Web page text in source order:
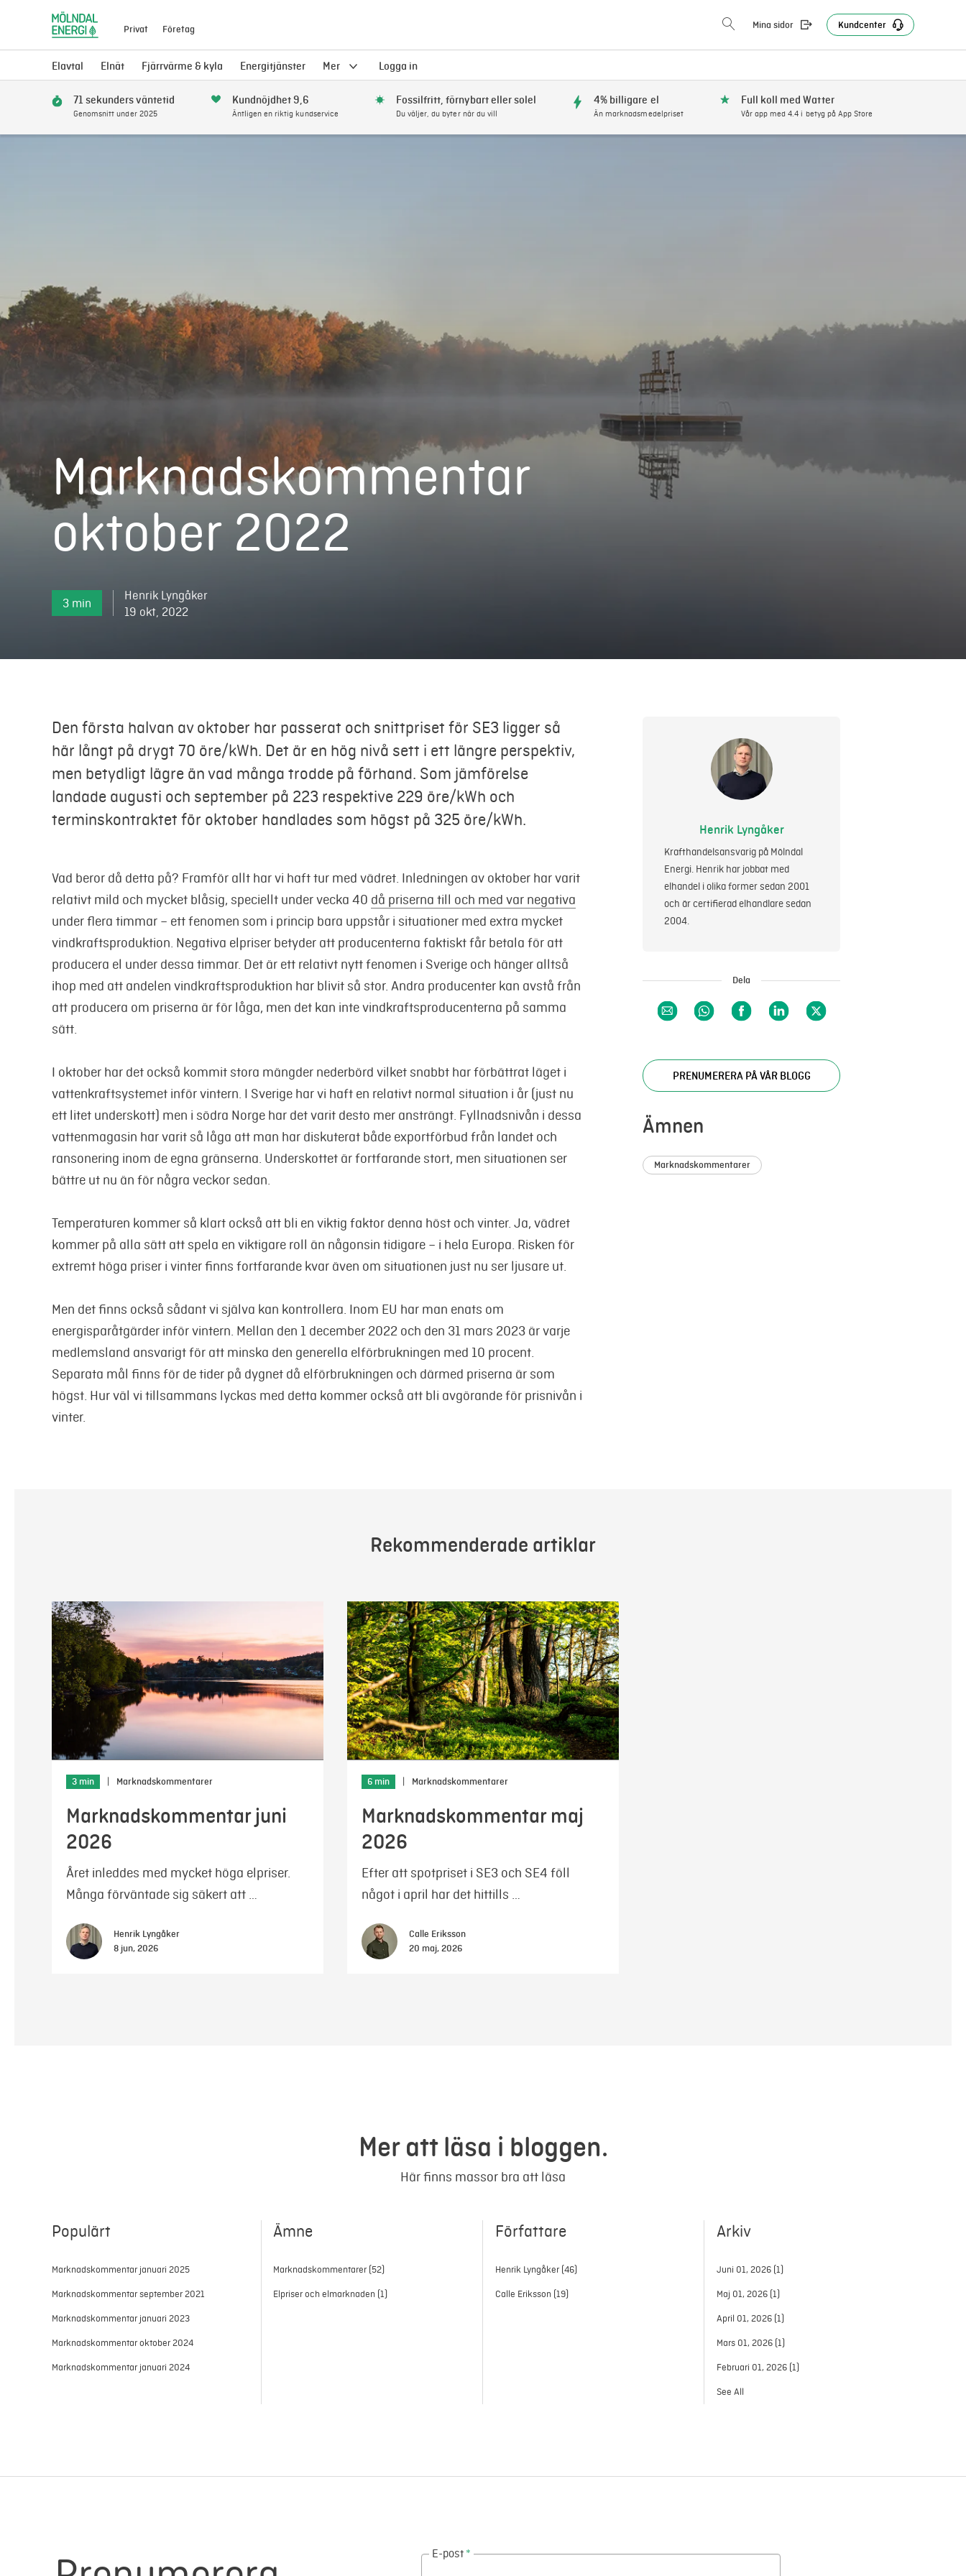
Privat Företag Mina sidor Kundcenter
Elavtal Elnät Fjärrvärme & kyla Energitjänster Mer Logga in
71 sekunders väntetid
Genomsnitt under 2025
Kundnöjdhet 9,6
Äntligen en riktig kundservice
Fossilfritt, förnybart eller solel
Du väljer, du byter när du vill
4% billigare el
Än marknadsmedelpriset
Full koll med Watter
Vår app med 4.4 i betyg på App Store
Marknadskommentar
oktober 2022
3 min
Henrik Lyngåker
19 okt, 2022
Den första halvan av oktober har passerat och snittpriset för SE3 ligger så
här långt på drygt 70 öre/kWh. Det är en hög nivå sett i ett längre perspektiv,
men betydligt lägre än vad många trodde på förhand. Som jämförelse
landade augusti och september på 223 respektive 229 öre/kWh och
terminskontraktet för oktober handlades som högst på 325 öre/kWh.
Vad beror då detta på? Framför allt har vi haft tur med vädret. Inledningen av oktober har varit
relativt mild och mycket blåsig, speciellt under vecka 40 då priserna till och med var negativa
under flera timmar – ett fenomen som i princip bara uppstår i situationer med extra mycket
vindkraftsproduktion. Negativa elpriser betyder att producenterna faktiskt får betala för att
producera el under dessa timmar. Det är ett relativt nytt fenomen i Sverige och hänger alltså
ihop med att andelen vindkraftsproduktion har blivit så stor. Andra producenter kan avstå från
att producera om priserna är för låga, men det kan inte vindkraftsproducenterna på samma
sätt.
I oktober har det också kommit stora mängder nederbörd vilket snabbt har förbättrat läget i
vattenkraftsystemet inför vintern. I Sverige har vi haft en relativt normal situation i år (just nu
ett litet underskott) men i södra Norge har det varit desto mer ansträngt. Fyllnadsnivån i dessa
vattenmagasin har varit så låga att man har diskuterat både exportförbud från landet och
ransonering inom de egna gränserna. Underskottet är fortfarande stort, men situationen ser
bättre ut nu än för några veckor sedan.
Temperaturen kommer så klart också att bli en viktig faktor denna höst och vinter. Ja, vädret
kommer på alla sätt att spela en viktigare roll än någonsin tidigare – i hela Europa. Risken för
extremt höga priser i vinter finns fortfarande kvar även om situationen just nu ser ljusare ut.
Men det finns också sådant vi själva kan kontrollera. Inom EU har man enats om
energisparåtgärder inför vintern. Mellan den 1 december 2022 och den 31 mars 2023 är varje
medlemsland ansvarigt för att minska den generella elförbrukningen med 10 procent.
Separata mål finns för de tider på dygnet då elförbrukningen och därmed priserna är som
högst. Hur väl vi tillsammans lyckas med detta kommer också att bli avgörande för prisnivån i
vinter.
Henrik Lyngåker
Krafthandelsansvarig på Mölndal
Energi. Henrik har jobbat med
elhandel i olika former sedan 2001
och är certifierad elhandlare sedan
2004.
Dela
PRENUMERERA PÅ VÅR BLOGG
Ämnen
Marknadskommentarer
Rekommenderade artiklar
3 min Marknadskommentarer
Marknadskommentar juni
2026
Året inleddes med mycket höga elpriser.
Många förväntade sig säkert att …
Henrik Lyngåker
8 jun, 2026
6 min Marknadskommentarer
Marknadskommentar maj
2026
Efter att spotpriset i SE3 och SE4 föll
något i april har det hittills …
Calle Eriksson
20 maj, 2026
Mer att läsa i bloggen.
Här finns massor bra att läsa
Populärt
Marknadskommentar januari 2025
Marknadskommentar september 2021
Marknadskommentar januari 2023
Marknadskommentar oktober 2024
Marknadskommentar januari 2024
Ämne
Marknadskommentarer (52)
Elpriser och elmarknaden (1)
Författare
Henrik Lyngåker (46)
Calle Eriksson (19)
Arkiv
Juni 01, 2026 (1)
Maj 01, 2026 (1)
April 01, 2026 (1)
Mars 01, 2026 (1)
Februari 01, 2026 (1)
See All
E-post *